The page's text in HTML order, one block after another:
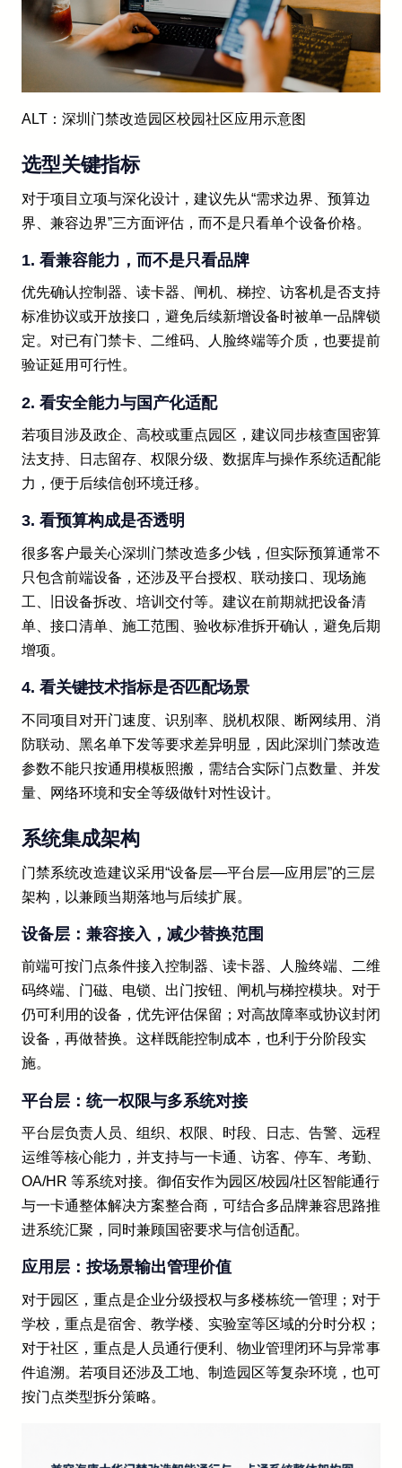
ALT：深圳门禁改造园区校园社区应用示意图
选型关键指标
对于项目立项与深化设计，建议先从“需求边界、预算边
界、兼容边界”三方面评估，而不是只看单个设备价格。
1. 看兼容能力，而不是只看品牌
优先确认控制器、读卡器、闸机、梯控、访客机是否支持
标准协议或开放接口，避免后续新增设备时被单一品牌锁
定。对已有门禁卡、二维码、人脸终端等介质，也要提前
验证延用可行性。
2. 看安全能力与国产化适配
若项目涉及政企、高校或重点园区，建议同步核查国密算
法支持、日志留存、权限分级、数据库与操作系统适配能
力，便于后续信创环境迁移。
3. 看预算构成是否透明
很多客户最关心深圳门禁改造多少钱，但实际预算通常不
只包含前端设备，还涉及平台授权、联动接口、现场施
工、旧设备拆改、培训交付等。建议在前期就把设备清
单、接口清单、施工范围、验收标准拆开确认，避免后期
增项。
4. 看关键技术指标是否匹配场景
不同项目对开门速度、识别率、脱机权限、断网续用、消
防联动、黑名单下发等要求差异明显，因此深圳门禁改造
参数不能只按通用模板照搬，需结合实际门点数量、并发
量、网络环境和安全等级做针对性设计。
系统集成架构
门禁系统改造建议采用“设备层—平台层—应用层”的三层
架构，以兼顾当期落地与后续扩展。
设备层：兼容接入，减少替换范围
前端可按门点条件接入控制器、读卡器、人脸终端、二维
码终端、门磁、电锁、出门按钮、闸机与梯控模块。对于
仍可利用的设备，优先评估保留；对高故障率或协议封闭
设备，再做替换。这样既能控制成本，也利于分阶段实
施。
平台层：统一权限与多系统对接
平台层负责人员、组织、权限、时段、日志、告警、远程
运维等核心能力，并支持与一卡通、访客、停车、考勤、
OA/HR 等系统对接。御佰安作为园区/校园/社区智能通行
与一卡通整体解决方案整合商，可结合多品牌兼容思路推
进系统汇聚，同时兼顾国密要求与信创适配。
应用层：按场景输出管理价值
对于园区，重点是企业分级授权与多楼栋统一管理；对于
学校，重点是宿舍、教学楼、实验室等区域的分时分权；
对于社区，重点是人员通行便利、物业管理闭环与异常事
件追溯。若项目还涉及工地、制造园区等复杂环境，也可
按门点类型拆分策略。